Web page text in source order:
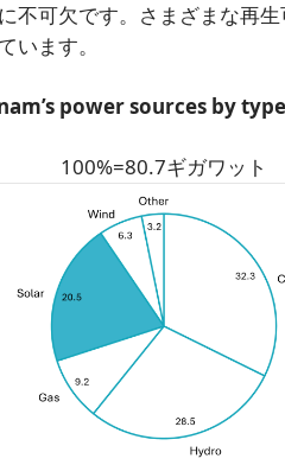
不可欠です。さまざまな再
います。
power sources by
100%=80.7ギガワット